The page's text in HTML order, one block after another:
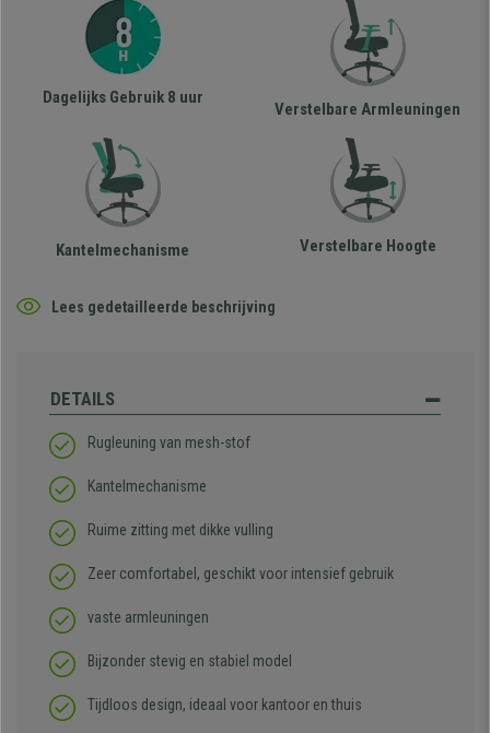
Dagelijks Gebruik 8 uur
Verstelbare Armleuningen
Kantelmechanisme Verstelbare Hoogte
Lees gedetailleerde beschrijving
DETAILS
Rugleuning van mesh-stof
Kantelmechanisme
Ruime zitting met dikke vulling
Zeer comfortabel, geschikt voor intensief gebruik
vaste armleuningen
Bijzonder stevig en stabiel model
Tijdloos design, ideaal voor kantoor en thuis